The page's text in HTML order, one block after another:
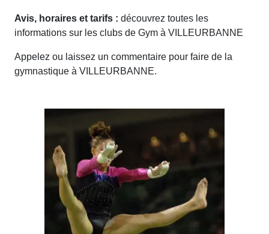
Avis, horaires et tarifs : découvrez toutes les
informations sur les clubs de Gym à VILLEURBANNE
Appelez ou laissez un commentaire pour faire de la
gymnastique à VILLEURBANNE.